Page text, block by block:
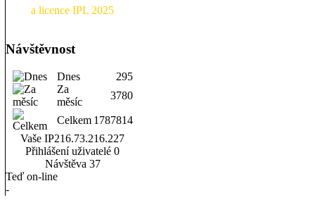
a licence IPL 2025
Návštěvnost
Dnes
295
Za
měsíc
3780
Celkem 1787814
Vaše IP216.73.216.227
Přihlášení uživatelé 0
Návštěva 37
Teď on-line
-